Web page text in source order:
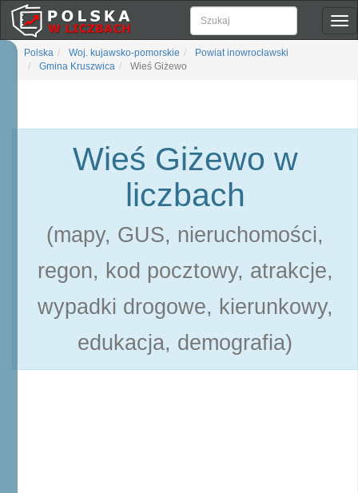
Polska Woj. kujawsko-pomorskie
Powiat inowrocławski
Gmina Kruszwica
Wieś Giżewo
Wieś Giżewo w
liczbach
(mapy, GUS, nieruchomości,
regon, kod pocztowy, atrakcje,
wypadki drogowe, kierunkowy,
edukacja, demografia)